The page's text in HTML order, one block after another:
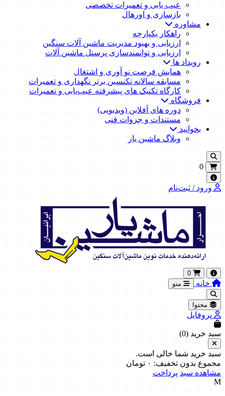
عیب یابی و تعمیرات تخصصی
بازسازی و اورهال
مشاوره
راهکار یکپارچه
ارزیابی و بهبود مدیریت ماشین آلات سنگین
ارزیابی و توانمندسازی پرسنل ماشین آلات
رویداد ها
همایش فرصت نو آوری و اشتغال
مسابقه سالانه تکنسین برتر نگهداری و تعمیرات
کارگاه تکنیک‌ های پیشرفته عیب‌یابی و تعمیرات
فروشگاه
دوره های آفلاین (ویدیویی)
مستندات و جزوات فنی
بخوانید
وبلاگ ماشین یار
0
ورود / ثبت‌نام
0
خانه منو
محتوا
پروفایل
سبد خرید (0
)
سبد خرید شما خالی است.
مجموع بدون تخفیف: ۰ تومان
مشاهده سبد پرداخت
M